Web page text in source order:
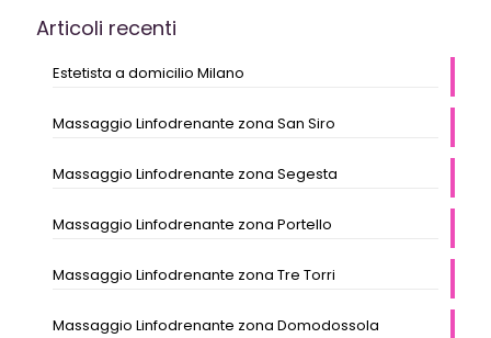
Articoli recenti
Estetista a domicilio Milano
Massaggio Linfodrenante zona San Siro
Massaggio Linfodrenante zona Segesta
Massaggio Linfodrenante zona Portello
Massaggio Linfodrenante zona Tre Torri
Massaggio Linfodrenante zona Domodossola